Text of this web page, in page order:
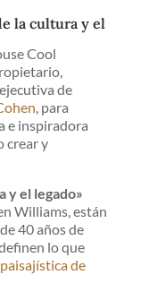
la cultura y el
Cool
de
, para
e inspiradora
crear y
y el legado»
Williams, están
40 años de
lo que
de